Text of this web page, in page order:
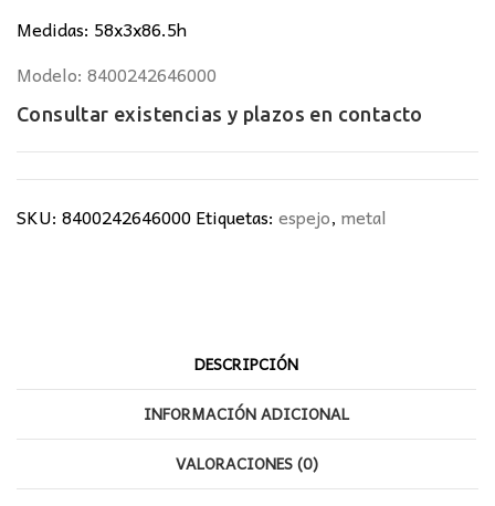
Medidas: 58x3x86.5h
Modelo: 8400242646000
Consultar existencias y plazos en contacto
SKU: 8400242646000Etiquetas: espejo, metal
DESCRIPCIÓN
INFORMACIÓN ADICIONAL
VALORACIONES (0)